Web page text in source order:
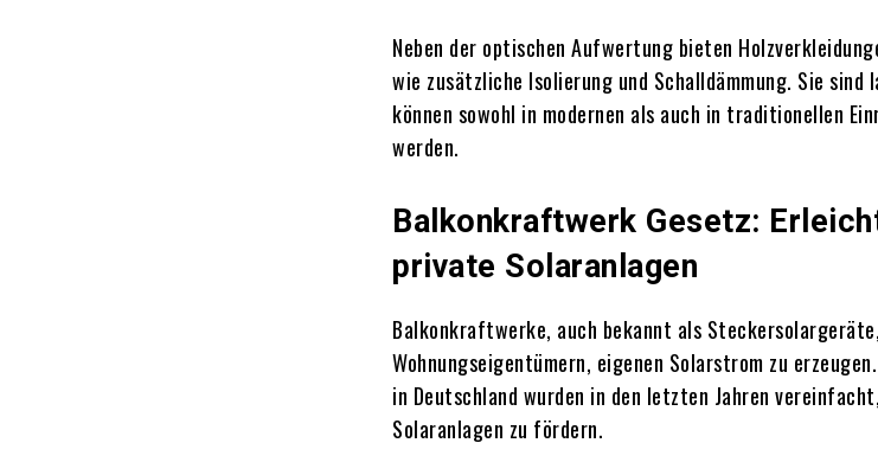
Neben der optischen Aufwertung bieten
wie zusätzliche Isolierung und Schalldämmung. Sie sind
können sowohl in modernen als auch in traditionellen
werden.
Balkonkraftwerk Gesetz:
private Solaranlagen
Balkonkraftwerke, auch bekannt als
Wohnungseigentümern, eigenen Solarstrom zu erzeugen.
in Deutschland wurden in den letzten Jahren
Solaranlagen zu fördern.